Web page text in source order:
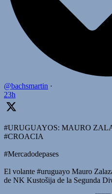
@bachsmartin ·
23h
#URUGUAYOS: MAURO
#CROACIA
#Mercadodepases
El volante #uruguayo Mauro
de NK Kustošija de la Segunda